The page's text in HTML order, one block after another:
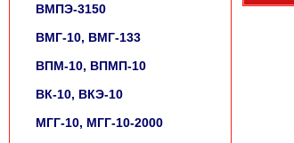
ВМПЭ-3150
ВМГ-10, ВМГ-133
ВПМ-10, ВПМП-10
ВК-10, ВКЭ-10
МГГ-10, МГГ-10-2000